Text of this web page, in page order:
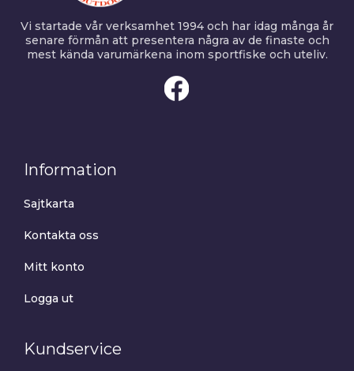
Vi startade vår verksamhet 1994 och har idag många år
senare förmån att presentera några av de finaste och
mest kända varumärkena inom sportfiske och uteliv.
Information
Sajtkarta
Kontakta oss
Mitt konto
Logga ut
Kundservice